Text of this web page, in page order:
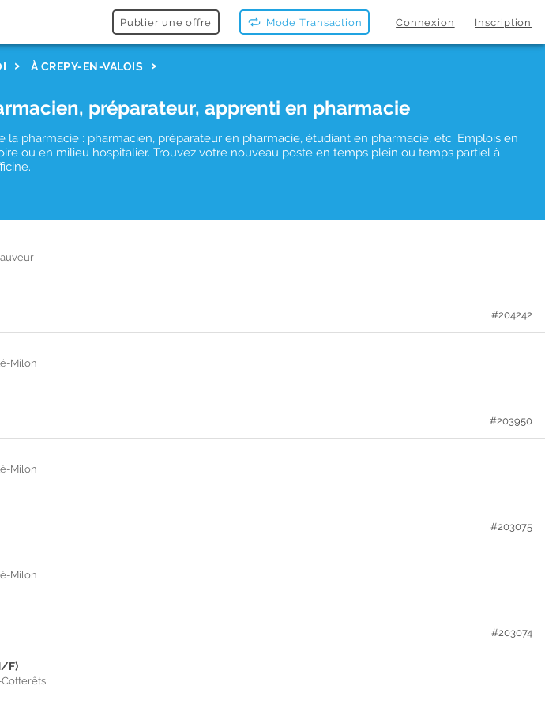
Publier une offre Mode Transaction Connexion Inscription
À CREPY-EN-VALOIS
préparateur, apprenti en pharmacie
la pharmacie : pharmacien, préparateur en pharmacie, étudiant en pharmacie, etc. Emplois en
ou en milieu hospitalier. Trouvez votre nouveau poste en temps plein ou temps partiel à
#204242
Milon
#203950
Milon
#203075
Milon
#203074
F)